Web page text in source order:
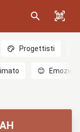
Progettisti
😊 Emozioni